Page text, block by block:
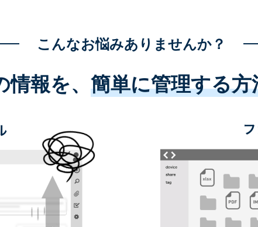
こんなお悩みありませんか？
報を、 簡単に管理する方